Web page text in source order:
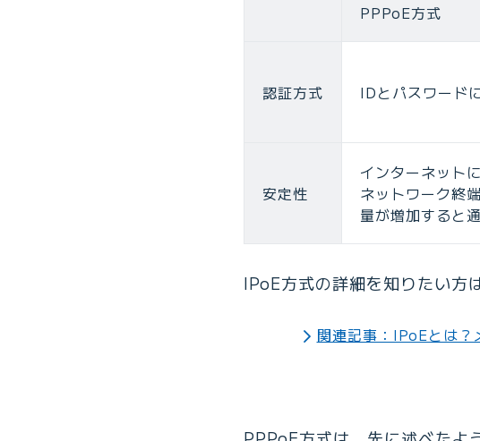
PPPoE方式
認証方式 IDとパスワード
安定性
インターネット
ネットワーク終
量が増加すると
IPoE方式の詳細を知りたい方
関連記事：IPoEとは